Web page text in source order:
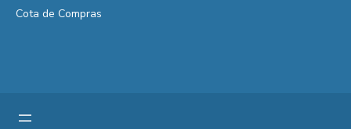
Cota de Compras